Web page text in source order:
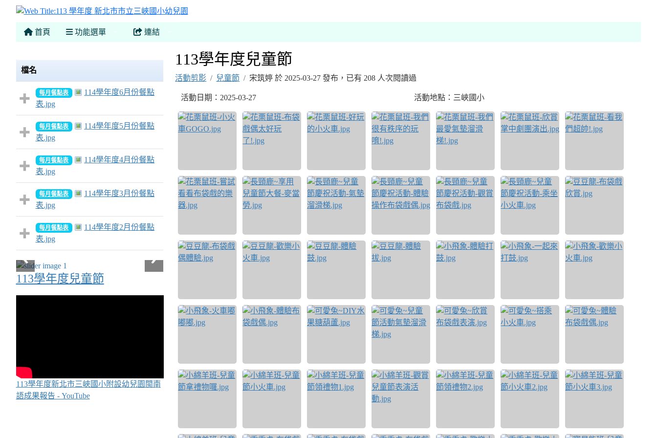
首頁 功能選單 連結
檔名
每月餐點表
114學年度6月份餐點
表.jpg
每月餐點表
114學年度5月份餐點
表.jpg
每月餐點表
114學年度4月份餐點
表.jpg
每月餐點表
114學年度3月份餐點
表.jpg
每月餐點表
114學年度2月份餐點
表.jpg
小飛象-體驗打鼓.jpg
小飛象-體驗打鼓.jpg
小飛象-一起來打鼓.jpg
小飛象-一起來打鼓.jpg
小飛象-歡樂小火車.jpg
小飛象-歡樂小火車.jpg
小飛象-火車嘟嘟嘟.jpg
小飛象-火車嘟嘟嘟.jpg
小飛象-體驗布袋戲偶.jpg
小飛象-體驗布袋戲偶.jpg
113學年度兒童節
113學年度新北市三峽國小附設幼兒園閩南
語成果報告 - YouTube
113學年度兒童節
活動剪影 兒童節 宋筑婷 於 2025-03-27 發布，已有 208 人次閱讀過
活動日期：2025-03-27 活動地點：三峽國小